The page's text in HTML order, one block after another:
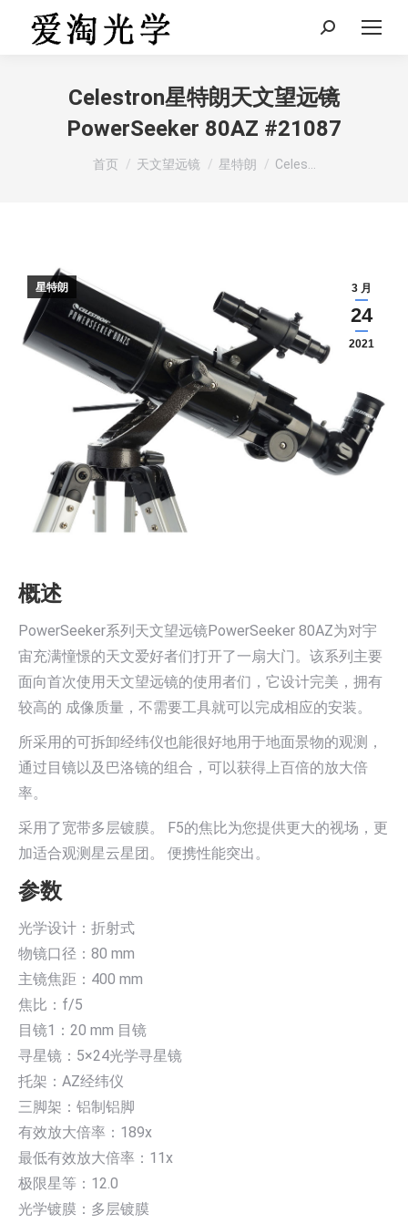
Search:
Celestron星特朗天文望远镜
PowerSeeker 80AZ #21087
您在这里：
首页 天文望远镜 星特朗 Celes…
3 月
24
2021
星特朗
概述
PowerSeeker系列天文望远镜PowerSeeker 80AZ为对宇
宙充满憧憬的天文爱好者们打开了一扇大门。该系列主要
面向首次使用天文望远镜的使用者们，它设计完美，拥有
较高的 成像质量，不需要工具就可以完成相应的安装。
所采用的可拆卸经纬仪也能很好地用于地面景物的观测，
通过目镜以及巴洛镜的组合，可以获得上百倍的放大倍
率。
采用了宽带多层镀膜。 F5的焦比为您提供更大的视场，更
加适合观测星云星团。 便携性能突出。
参数
光学设计：折射式
物镜口径：80 mm
主镜焦距：400 mm
焦比：f/5
目镜1：20 mm 目镜
寻星镜：5×24光学寻星镜
托架：AZ经纬仪
三脚架：铝制铝脚
有效放大倍率：189x
最低有效放大倍率：11x
极限星等：12.0
光学镀膜：多层镀膜